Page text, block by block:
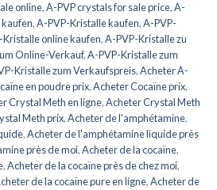
online,A-PVP crystals for sale price,A-
,A-PVP-Kristalle kaufen,A-PVP-
Kristalle online kaufen,A-PVP-Kristalle zu
Online-Verkauf,A-PVP-Kristalle zum
Kristalle zum Verkaufspreis,Acheter A-
en poudre prix,Acheter Cocaïne prix,
Crystal Meth en ligne,Acheter Crystal Meth
Meth prix,Acheter de l'amphétamine,
,Acheter de l'amphétamine liquide près
près de moi,Acheter de la cocaïne,
,Acheter de la cocaïne près de chez moi,
de la cocaïne pure en ligne,Acheter de